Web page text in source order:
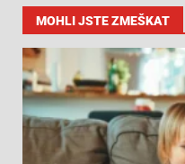
MOHLI JSTE ZMEŠKAT